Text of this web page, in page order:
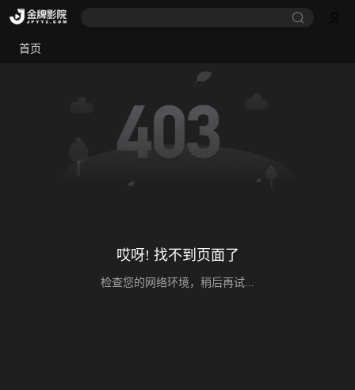
首页
哎呀! 找不到页面了
检查您的网络环境，稍后再试...